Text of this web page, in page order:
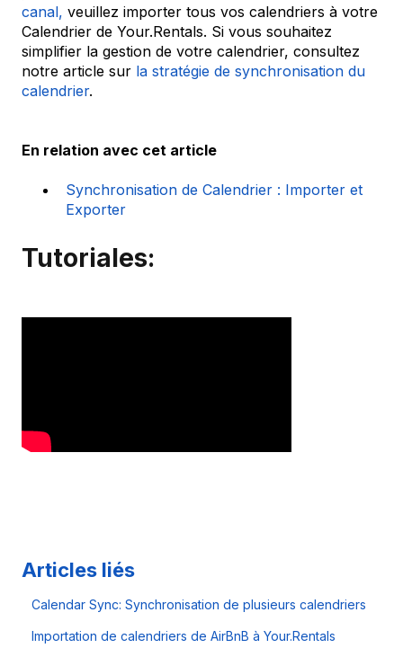
canal, veuillez importer tous vos calendriers à votre
Calendrier de Your.Rentals. Si vous souhaitez
simplifier la gestion de votre calendrier, consultez
notre article sur la stratégie de synchronisation du
calendrier.
En relation avec cet article
Synchronisation de Calendrier : Importer et
Exporter
Tutoriales:
Articles liés
Calendar Sync: Synchronisation de plusieurs calendriers
Importation de calendriers de AirBnB à Your.Rentals